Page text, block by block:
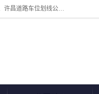
周口中为交通设施工程有限公司是一家洛阳道路划线公司、郑州道路划线公司、平顶山道路车位划线公司、开封车位划线公司、许昌道路车位划线公司、漯河道路车位划线公司，公司始终坚持“诚信、匠心、专注”的宗旨；我们的经营理念是：的服务。